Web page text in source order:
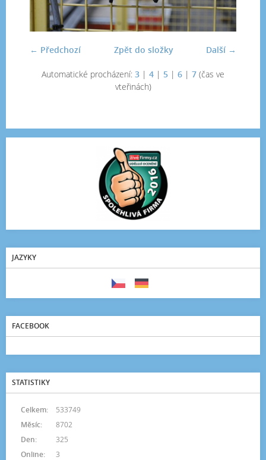
← Předchozí Další →
Zpět do složky
Automatické procházení: 3 | 4 | 5 | 6 | 7 (čas ve
vteřinách)
JAZYKY
FACEBOOK
STATISTIKY
Online: 3
Celkem:
533749
Měsíc:
8702
Den:
325